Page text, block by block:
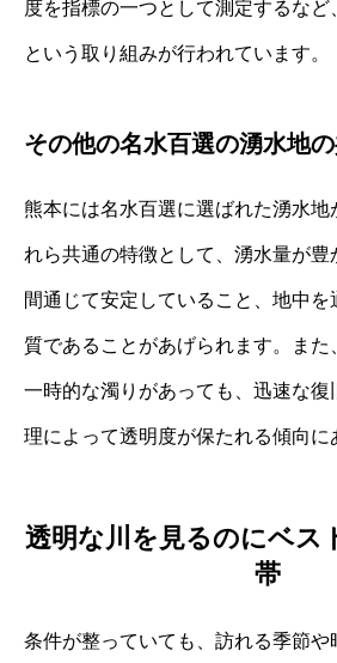
度を指標の一つとして測定するなど
という取り組みが行われています。
その他の名水百選の湧水地
熊本には名水百選に選ばれた湧水地
れら共通の特徴として、湧水量が豊
間通じて安定していること、地中を
質であることがあげられます。また
一時的な濁りがあっても、迅速な復
理によって透明度が保たれる傾向に
透明な川を見るのにベス
帯
条件が整っていても、訪れる季節や